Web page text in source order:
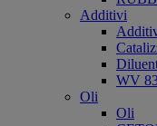
Additivi
WV
Oli
Oli